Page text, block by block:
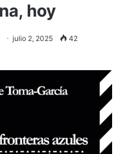
hoy
julio 2, 2025 42